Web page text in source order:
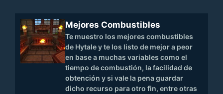
Mejores Combustibles
Te muestro los mejores combustibles
de Hytale y te los listo de mejor a peor
en base a muchas variables como el
tiempo de combustión, la facilidad de
obtención y si vale la pena guardar
dicho recurso para otro fin, entre otras